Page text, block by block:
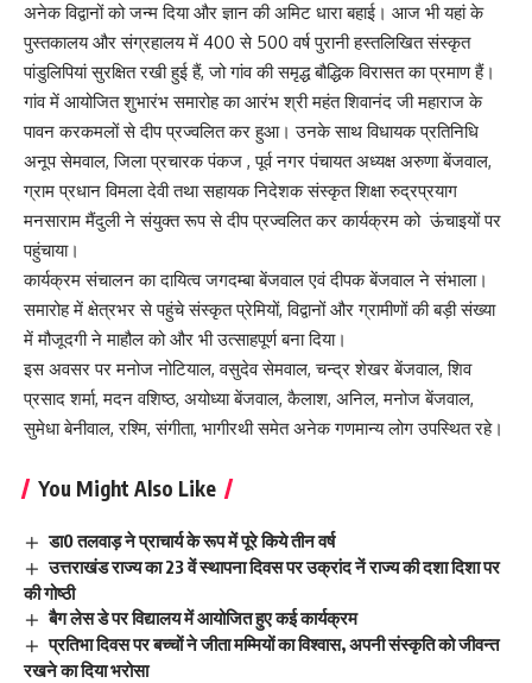
अनेक विद्वानों को जन्म दिया और ज्ञान की अमिट धारा बहाई। आज भी यहां के
पुस्तकालय और संग्रहालय में 400 से 500 वर्ष पुरानी हस्तलिखित संस्कृत
पांडुलिपियां सुरक्षित रखी हुई हैं, जो गांव की समृद्ध बौद्धिक विरासत का प्रमाण हैं।
गांव में आयोजित शुभारंभ समारोह का आरंभ श्री महंत शिवानंद जी महाराज के
पावन करकमलों से दीप प्रज्वलित कर हुआ। उनके साथ विधायक प्रतिनिधि
अनूप सेमवाल, जिला प्रचारक पंकज , पूर्व नगर पंचायत अध्यक्ष अरुणा बेंजवाल,
ग्राम प्रधान विमला देवी तथा सहायक निदेशक संस्कृत शिक्षा रुद्रप्रयाग
मनसाराम मैंदुली ने संयुक्त रूप से दीप प्रज्वलित कर कार्यक्रम को ऊंचाइयों पर
पहुंचाया।
कार्यक्रम संचालन का दायित्व जगदम्बा बेंजवाल एवं दीपक बेंजवाल ने संभाला।
समारोह में क्षेत्रभर से पहुंचे संस्कृत प्रेमियों, विद्वानों और ग्रामीणों की बड़ी संख्या
में मौजूदगी ने माहौल को और भी उत्साहपूर्ण बना दिया।
इस अवसर पर मनोज नोटियाल, वसुदेव सेमवाल, चन्द्र शेखर बेंजवाल, शिव
प्रसाद शर्मा, मदन वशिष्ठ, अयोध्या बेंजवाल, कैलाश, अनिल, मनोज बेंजवाल,
सुमेधा बेनीवाल, रश्मि, संगीता, भागीरथी समेत अनेक गणमान्य लोग उपस्थित रहे।
You Might Also Like
डा0 तलवाड़ ने प्राचार्य के रूप में पूरे किये तीन वर्ष
उत्तराखंड राज्य का 23 वें स्थापना दिवस पर उक्रांद नें राज्य की दशा दिशा पर
की गोष्ठी
बैग लेस डे पर विद्यालय में आयोजित हुए कई कार्यक्रम
प्रतिभा दिवस पर बच्चों ने जीता मम्मियों का विश्वास, अपनी संस्कृति को जीवन्त
रखने का दिया भरोसा